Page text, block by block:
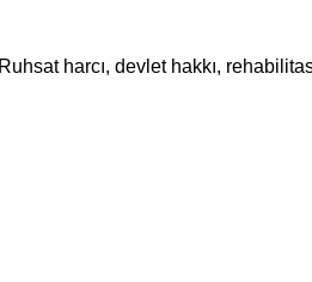
harcı, devlet hakkı,